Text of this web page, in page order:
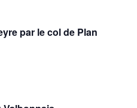
par le col de Plan